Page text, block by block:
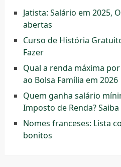
Jatista: Salário em 2025,
abertas
Curso de História
Fazer
Qual a renda máxima
ao Bolsa Família em 2026
Quem ganha salário
Imposto de Renda?
Nomes franceses: Lista
bonitos